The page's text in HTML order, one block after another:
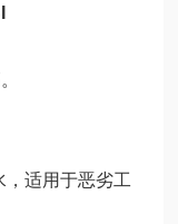
适用于恶劣工